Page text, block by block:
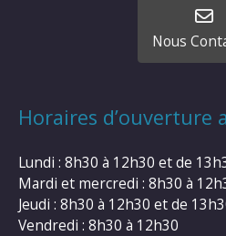
Nous
Horaires d’ouverture
Lundi : 8h30 à 12h30 et de
Mardi et mercredi : 8h30 à
Jeudi : 8h30 à 12h30 et de
Vendredi : 8h30 à 12h30